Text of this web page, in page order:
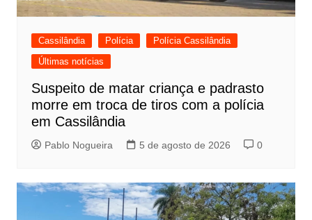
Cassilândia Polícia
Polícia Cassilândia
Últimas notícias
Suspeito de matar criança e padrasto
morre em troca de tiros com a polícia
em Cassilândia
Pablo Nogueira 5 de agosto de 2026 0